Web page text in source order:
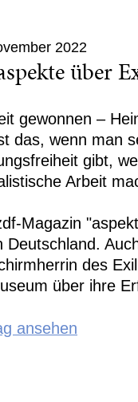
2022
über
gewonnen –
das, wenn man
gibt,
Arbeit
Magazin
Deutschland.
des
über ihre
ansehen